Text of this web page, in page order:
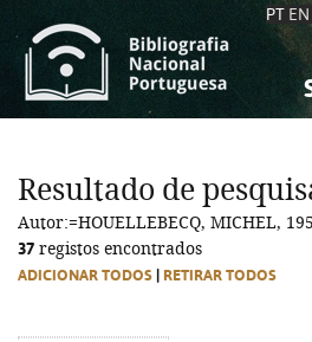
PT EN
Resultado de
Autor:=HOUELLEBECQ, MICHEL,
37 registos encontrados
ADICIONAR TODOS RETIRAR TODOS